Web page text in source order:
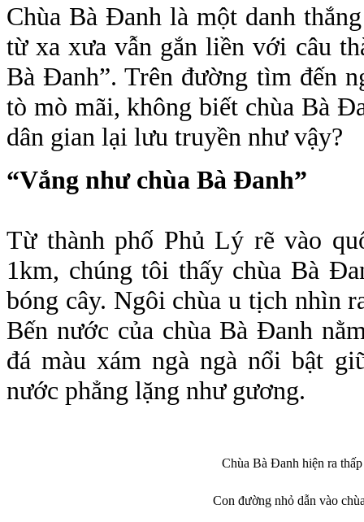
Chùa Bà Đanh là một danh
từ xa xưa vẫn gắn liền với câu
Bà Đanh”. Trên đường tìm đến
tò mò mãi, không biết chùa Bà
dân gian lại lưu truyền như vậy?
“Vắng như chùa Bà Đanh”
Từ thành phố Phủ Lý rẽ vào
1km, chúng tôi thấy chùa Bà
bóng cây. Ngôi chùa u tịch nhìn
Bến nước của chùa Bà Đanh
đá màu xám ngà ngà nổi bật
nước phẳng lặng như gương.
Chùa Bà Đanh hiện ra
Con đường nhỏ dẫn vào